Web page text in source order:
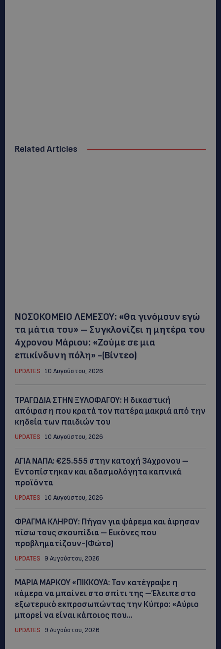
Related Articles
ΝΟΣΟΚΟΜΕΙΟ ΛΕΜΕΣΟΥ: «Θα γινόμουν εγώ
τα μάτια του» – Συγκλονίζει η μητέρα του
4χρονου Μάριου: «Ζούμε σε μια
επικίνδυνη πόλη» -(Βίντεο)
UPDATES 10 Αυγούστου, 2026
ΤΡΑΓΩΔΙΑ ΣΤΗΝ ΞΥΛΟΦΑΓΟΥ: Η δικαστική
απόφαση που κρατά τον πατέρα μακριά από την
κηδεία των παιδιών του
UPDATES 10 Αυγούστου, 2026
ΑΓΙΑ ΝΑΠΑ: €25.555 στην κατοχή 34χρονου –
Εντοπίστηκαν και αδασμολόγητα καπνικά
προϊόντα
UPDATES 10 Αυγούστου, 2026
ΦΡΑΓΜΑ ΚΛΗΡΟΥ: Πήγαν για ψάρεμα και άφησαν
πίσω τους σκουπίδια – Εικόνες που
προβληματίζουν-(Φώτο)
UPDATES 9 Αυγούστου, 2026
ΜΑΡΙΑ ΜΑΡΚΟΥ «ΠΙΚΚΟΥΑ: Τον κατέγραψε η
κάμερα να μπαίνει στο σπίτι της –Έλειπε στο
εξωτερικό εκπροσωπώντας την Κύπρο: «Αύριο
μπορεί να είναι κάποιος που...
UPDATES 9 Αυγούστου, 2026